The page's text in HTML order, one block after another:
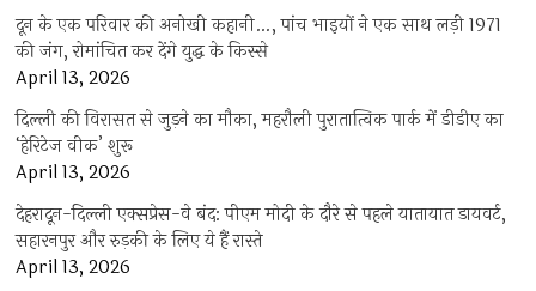
दून के एक परिवार की अनोखी कहानी…, पांच भाइयों ने एक साथ लड़ी 1971
की जंग, रोमांचित कर देंगे युद्ध के किस्से
April 13, 2026
दिल्ली की विरासत से जुड़ने का मौका, महरौली पुरातात्विक पार्क में डीडीए का
‘हेरिटेज वीक’ शुरू
April 13, 2026
देहरादून-दिल्ली एक्सप्रेस-वे बंद: पीएम मोदी के दौरे से पहले यातायात डायवर्ट,
सहारनपुर और रुड़की के लिए ये हैं रास्ते
April 13, 2026